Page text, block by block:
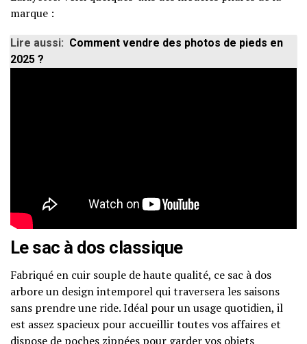
marque :
Lire aussi: Comment vendre des photos de pieds en
2025 ?
Le sac à dos classique
Fabriqué en cuir souple de haute qualité, ce sac à dos
arbore un design intemporel qui traversera les saisons
sans prendre une ride. Idéal pour un usage quotidien, il
est assez spacieux pour accueillir toutes vos affaires et
dispose de poches zippées pour garder vos objets